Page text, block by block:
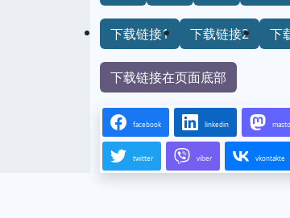
下载链接1 下载链接2 下
下载链接在页面底部
facebook linkedin
twitter viber vkontakte